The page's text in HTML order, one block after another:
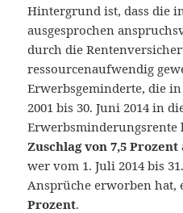
Hintergrund ist, dass die
ausgesprochen
durch die
ressourcenaufwendig
Erwerbsgeminderte, die
2001 bis 30. Juni 2014 in
Erwerbsminderungsrente
Zuschlag von 7,5 Prozent
wer vom 1. Juli 2014 bis
Ansprüche erworben hat,
Prozent.